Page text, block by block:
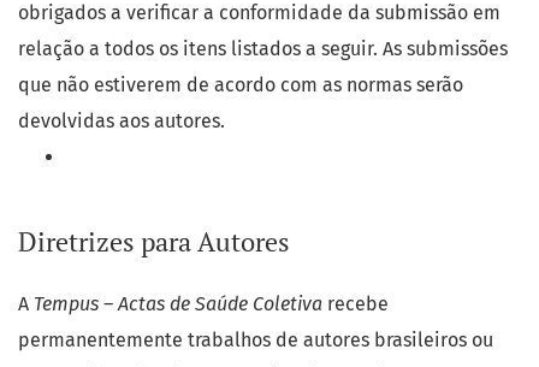
obrigados a verificar a conformidade da submissão em
relação a todos os itens listados a seguir. As submissões
que não estiverem de acordo com as normas serão
devolvidas aos autores.
Diretrizes para Autores
A Tempus – Actas de Saúde Coletiva recebe
permanentemente trabalhos de autores brasileiros ou